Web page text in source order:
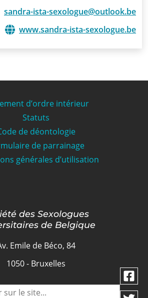
sandra-ista-sexologue@outlook.be
www.sandra-ista-sexologue.be
d’ordre intérieur
Statuts
de déontologie
de parrainage
générales d’utilisation
des Sexologues
de Belgique
Emile de Béco, 84
1050 - Bruxelles